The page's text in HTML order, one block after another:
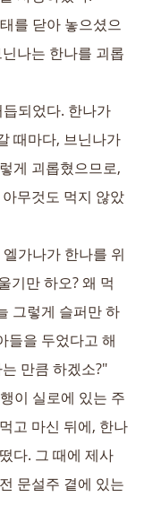
를 닫아 놓으셨으
나는 한나를 괴롭
되었다. 한나가
때마다, 브닌나가
게 괴롭혔으므로,
무것도 먹지 않았
가나가 한나를 위
기만 하오? 왜 먹
그렇게 슬퍼만 하
들을 두었다고 해
만큼 하겠소?"
이 실로에 있는 주
고 마신 뒤에, 한나
다. 그 때에 제사
문설주 곁에 있는